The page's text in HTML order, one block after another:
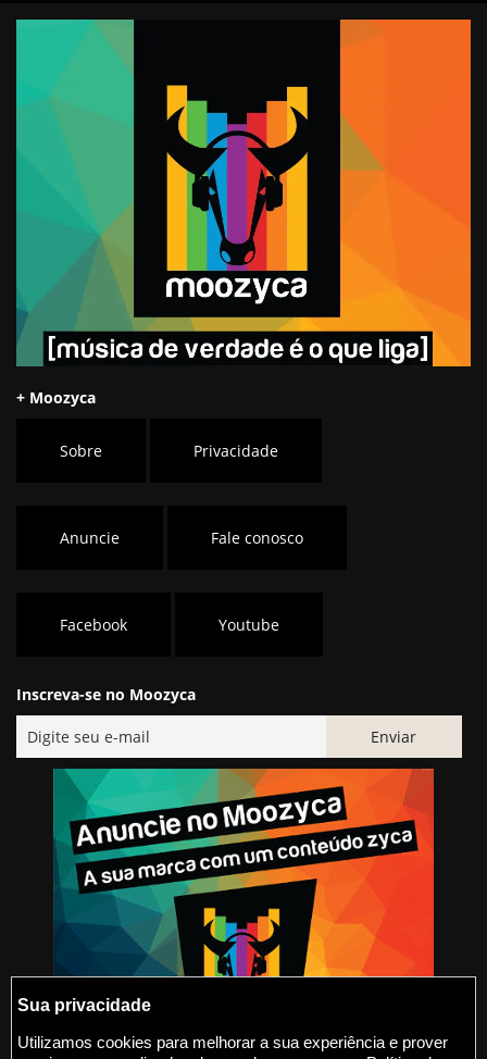
+ Moozyca
Sobre Privacidade
Anuncie Fale conosco
Facebook Youtube
Inscreva-se no Moozyca
Sua privacidade
Utilizamos cookies para melhorar a sua experiência e prover